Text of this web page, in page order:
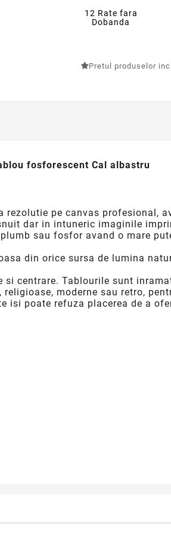
12 Rate fara
Dobanda
Pretul produselor
fosforescent Cal albastru
rezolutie pe canvas profesional,
dar in intuneric imaginile
sau fosfor avand o mare
din orice sursa de lumina
centrare. Tablourile sunt
moderne sau retro,
isi poate refuza placerea de a